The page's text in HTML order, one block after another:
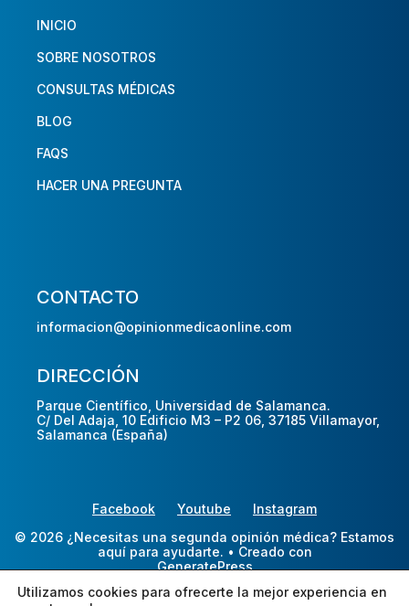
INICIO
SOBRE NOSOTROS
CONSULTAS MÉDICAS
BLOG
FAQS
HACER UNA PREGUNTA
CONTACTO
informacion@opinionmedicaonline.com
DIRECCIÓN
Parque Científico, Universidad de Salamanca.
C/ Del Adaja, 10 Edificio M3 – P2 06, 37185 Villamayor,
Salamanca (España)
Facebook Youtube
Instagram
© 2026 ¿Necesitas una segunda opinión médica? Estamos
aquí para ayudarte. • Creado con
GeneratePress
Utilizamos cookies para ofrecerte la mejor experiencia en